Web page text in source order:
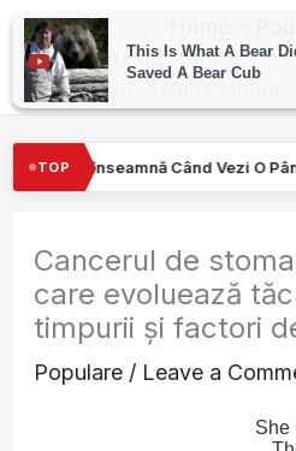
Skip
content
Cancerul de stomac – o
tăcut. Semne timpurii
TOP
O Pânză Albă Atârnată De
Cancerul de
care evoluează
timpurii și factori
Populare/ Leave a